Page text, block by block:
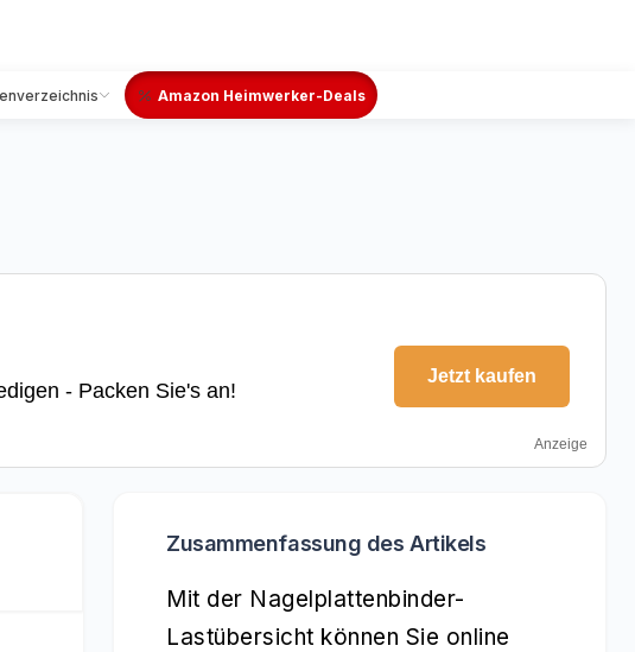
Amazon Heimwerker-Deals
- Packen Sie's an!
Jetzt kaufen
Anzeige
Zusammenfassung des Artikels
Mit der Nagelplattenbinder-
Lastübersicht können Sie online